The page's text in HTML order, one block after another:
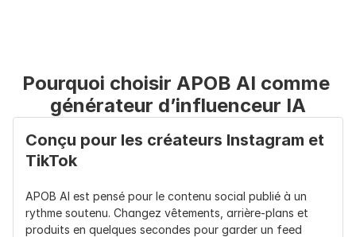
Pourquoi choisir APOB AI comme
générateur d’influenceur IA
Conçu pour les créateurs Instagram et
TikTok
APOB AI est pensé pour le contenu social publié à un
rythme soutenu. Changez vêtements, arrière-plans et
produits en quelques secondes pour garder un feed